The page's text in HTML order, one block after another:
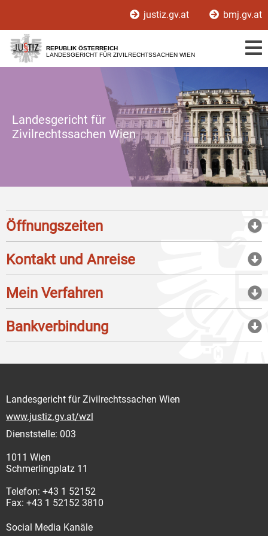
[1]
[2]
justiz.gv.at bmj.gv.at
REPUBLIK ÖSTERREICH
LANDESGERICHT FÜR ZIVILRECHTSSACHEN WIEN
Landesgericht für
Zivilrechtssachen Wien
Öffnungszeiten
Kontakt und Anreise
Mein Verfahren
Bankverbindung
Landesgericht für Zivilrechtssachen Wien
www.justiz.gv.at/wzl
Dienststelle: 003
1011 Wien
Schmerlingplatz 11
Telefon: +43 1 52152
Fax: +43 1 52152 3810
Social Media Kanäle